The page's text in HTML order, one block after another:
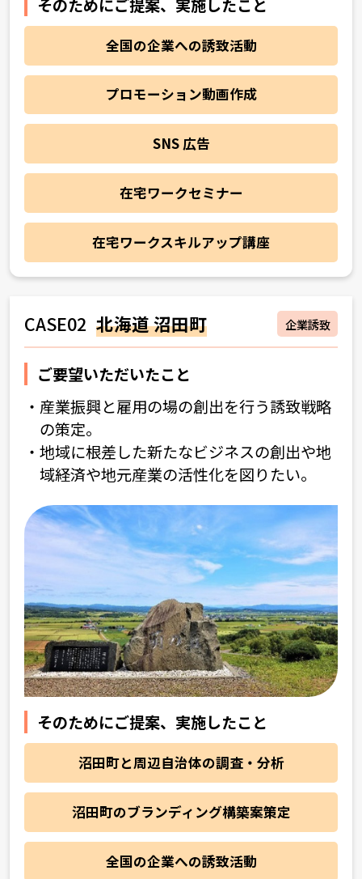
そのためにご提案、実施したこと
全国の企業への誘致活動
プロモーション動画作成
SNS 広告
在宅ワークセミナー
在宅ワークスキルアップ講座
CASE02 北海道 沼田町 企業誘致
ご要望いただいたこと
産業振興と雇用の場の創出を行う誘致戦略
の策定。
地域に根差した新たなビジネスの創出や地
域経済や地元産業の活性化を図りたい。
そのためにご提案、実施したこと
沼田町と周辺自治体の調査・分析
沼田町のブランディング構築案策定
全国の企業への誘致活動